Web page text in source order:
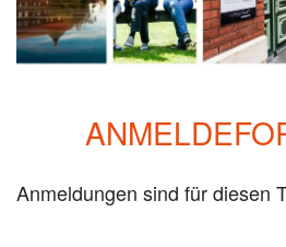
Anmeldungen sind für diesen